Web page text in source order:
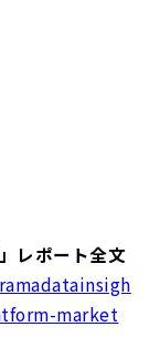
レポート全文
market